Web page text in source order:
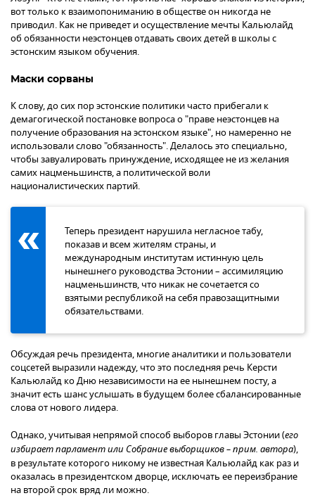
вот только к взаимопониманию в обществе он никогда не
приводил. Как не приведет и осуществление мечты Кальюлайд
об обязанности неэстонцев отдавать своих детей в школы с
эстонским языком обучения.
Маски сорваны
К слову, до сих пор эстонские политики часто прибегали к
демагогической постановке вопроса о "праве неэстонцев на
получение образования на эстонском языке", но намеренно не
использовали слово "обязанность". Делалось это специально,
чтобы завуалировать принуждение, исходящее не из желания
самих нацменьшинств, а политической воли
националистических партий.
Теперь президент нарушила негласное табу,
показав и всем жителям страны, и
международным институтам истинную цель
нынешнего руководства Эстонии – ассимиляцию
нацменьшинств, что никак не сочетается со
взятыми республикой на себя правозащитными
обязательствами.
Обсуждая речь президента, многие аналитики и пользователи
соцсетей выразили надежду, что это последняя речь Керсти
Кальюлайд ко Дню независимости на ее нынешнем посту, а
значит есть шанс услышать в будущем более сбалансированные
слова от нового лидера.
Однако, учитывая непрямой способ выборов главы Эстонии (его
избирает парламент или Собрание выборщиков – прим. автора),
в результате которого никому не известная Кальюлайд как раз и
оказалась в президентском дворце, исключать ее переизбрание
на второй срок вряд ли можно.